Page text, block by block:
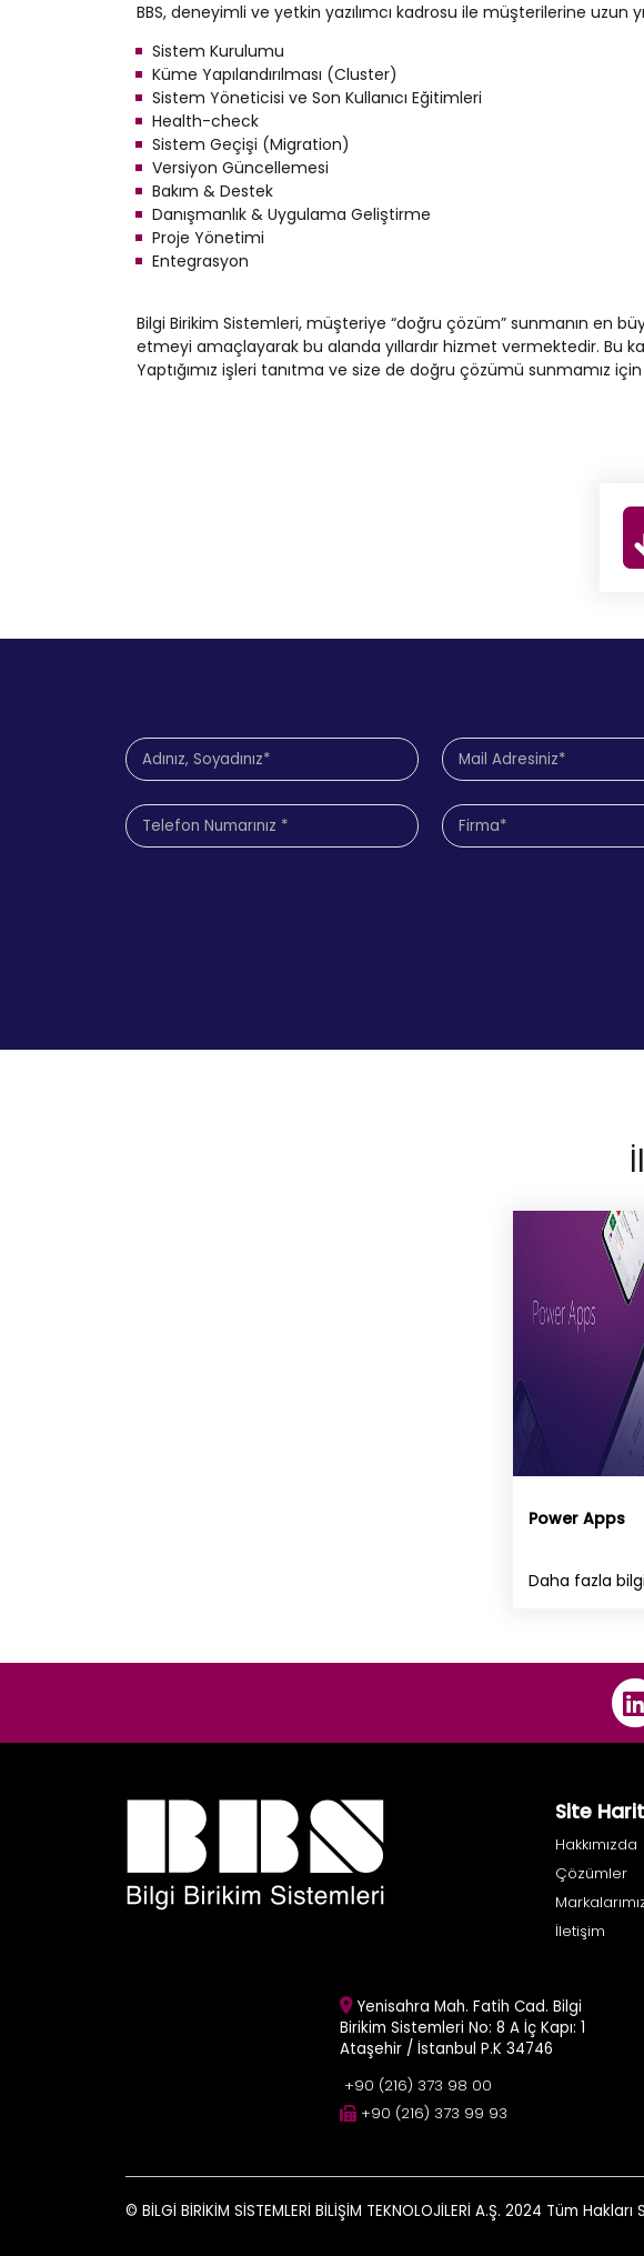
BBS, deneyimli ve yetkin yazılımcı kadrosu ile müşterilerine uzun
Sistem Kurulumu
Küme Yapılandırılması (Cluster)
Sistem Yöneticisi ve Son Kullanıcı Eğitimleri
Health-check
Sistem Geçişi (Migration)
Versiyon Güncellemesi
Bakım & Destek
Danışmanlık & Uygulama Geliştirme
Proje Yönetimi
Entegrasyon
Bilgi Birikim Sistemleri, müşteriye “doğru çözüm” sunmanın en
etmeyi amaçlayarak bu alanda yıllardır hizmet vermektedir. Bu
Yaptığımız işleri tanıtma ve size de doğru çözümü sunmamız
Power Apps
Daha fazla bilgi
Site
Hakkımızda
Çözümler
İletişim
Yenisahra Mah. Fatih Cad. Bilgi
Birikim Sistemleri No: 8 A İç Kapı: 1
Ataşehir / İstanbul P.K 34746
+90 (216) 373 98 00
+90 (216) 373 99 93
© BİLGİ BİRİKİM SİSTEMLERİ BİLİŞİM TEKNOLOJİLERİ A.Ş. 2024 Tüm Hakları